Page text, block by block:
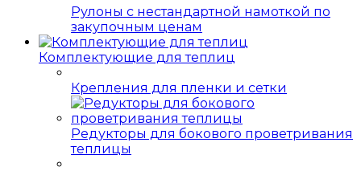
Рулоны с нестандартной намоткой по
закупочным ценам
Комплектующие для теплиц
Крепления для пленки и сетки
Редукторы для бокового проветривания
теплицы